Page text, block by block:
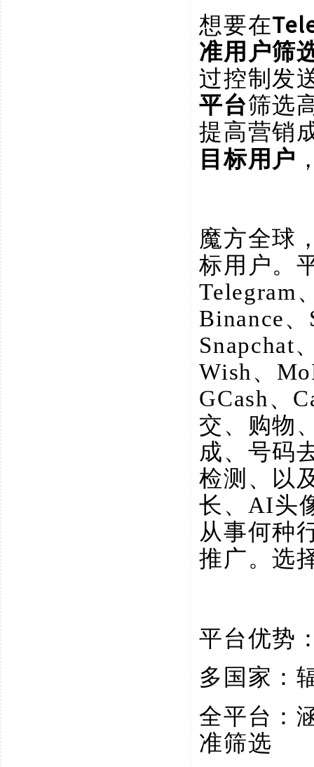
想要在
准用户筛
过控制发
平台筛选
提高营销
目标用户
魔方全球
标用户。
Telegram
Binance
Snapchat
Wish、
GCash、
交、购物
成、号码
检测、以
长、AI头
从事何种
推广。选
平台优势
多国家：
全平台：
准筛选